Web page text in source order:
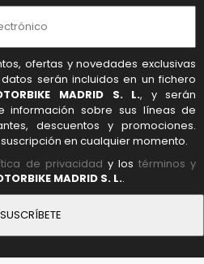
ofertas y novedades exclusivas
serán incluidos en un fichero
MADRID S. L., y serán
información sobre sus líneas de
descuentos y promociones.
en cualquier momento.
de privacidad y lostérminos y
MADRID S. L..